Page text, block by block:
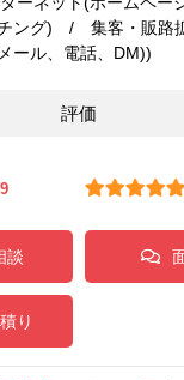
ング) / 集客・販路
ール、電話、DM))
評価
談
り